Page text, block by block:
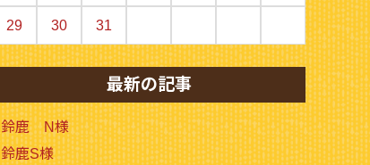
29 30 31
最新の記事
鈴鹿 N様
鈴鹿S様